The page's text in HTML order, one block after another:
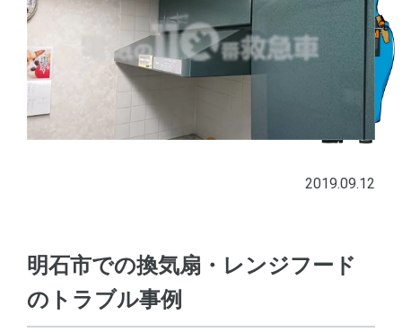
2019.09.12
明石市での換気扇・レンジフード
のトラブル事例